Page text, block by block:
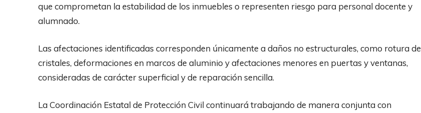
que comprometan la estabilidad de los inmuebles o representen riesgo para personal docente y
alumnado.
Las afectaciones identificadas corresponden únicamente a daños no estructurales, como rotura de
cristales, deformaciones en marcos de aluminio y afectaciones menores en puertas y ventanas,
consideradas de carácter superficial y de reparación sencilla.
La Coordinación Estatal de Protección Civil continuará trabajando de manera conjunta con